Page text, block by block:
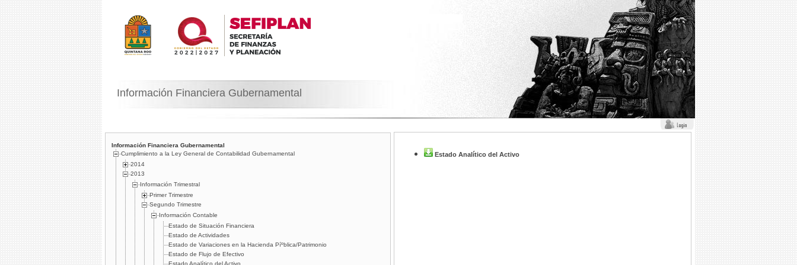
Información Financiera Gubernamental
Información Financiera Gubernamental
Cumplimiento a la Ley General de Contabilidad Gubernamental
2014
2013
Información Trimestral
Primer Trimestre
Segundo Trimestre
Información Contable
Estado de Situación Financiera
Estado de Actividades
Estado de Variaciones en la Hacienda Píºblica/Patrimonio
Estado de Flujo de Efectivo
Estado Analí­tico del Activo
Estado Analí­tico del Activo